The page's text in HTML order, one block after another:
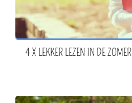
4 X LEKKER LEZEN IN DE ZOMER